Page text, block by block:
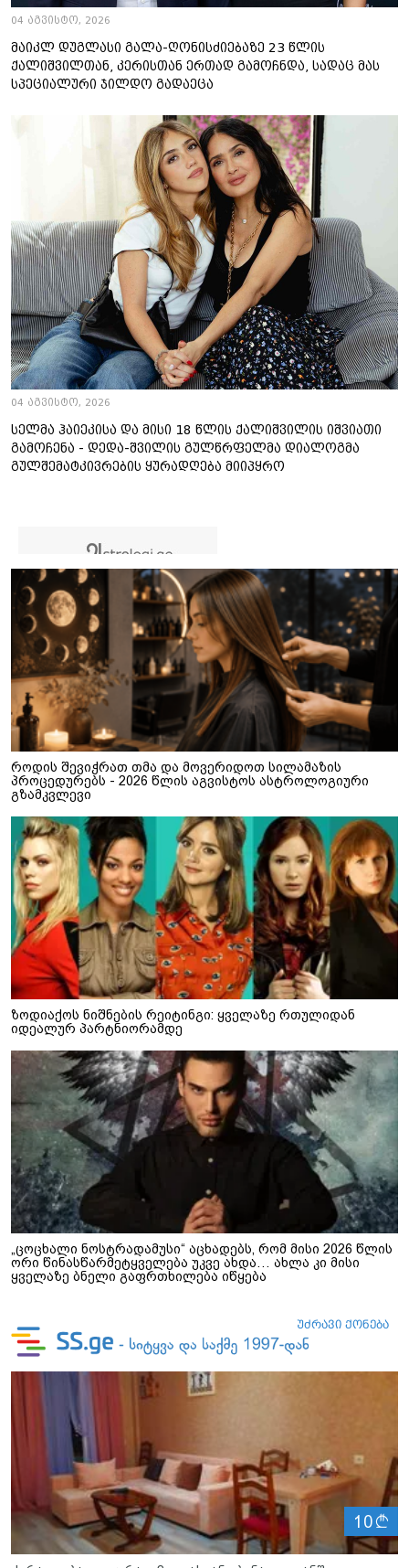
04 აგვისტო, 2026
მაიკლ დუგლასი გალა-ღონისძიებაზე 23 წლის
ქალიშვილთან, კერისთან ერთად გამოჩნდა, სადაც მას
სპეციალური ჯილდო გადაეცა
04 აგვისტო, 2026
სელმა ჰაიეკისა და მისი 18 წლის ქალიშვილის იშვიათი
გამოჩენა - დედა-შვილის გულწრფელმა დიალოგმა
გულშემატკივრების ყურადღება მიიპყრო
როდის შევიჭრათ თმა და მოვერიდოთ სილამაზის
პროცედურებს - 2026 წლის აგვისტოს ასტროლოგიური
გზამკვლევი
ზოდიაქოს ნიშნების რეიტინგი: ყველაზე რთულიდან
იდეალურ პარტნიორამდე
„ცოცხალი ნოსტრადამუსი“ აცხადებს, რომ მისი 2026 წლის
ორი წინასწარმეტყველება უკვე ახდა… ახლა კი მისი
ყველაზე ბნელი გაფრთხილება იწყება
10